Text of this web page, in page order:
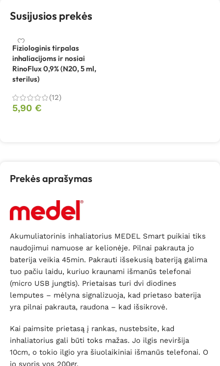
Susijusios prekės
Fiziologinis tirpalas
inhaliacijoms ir nosiai
RinoFlux 0,9% (N20, 5 ml,
sterilus)
(12)
5,90 €
Prekės aprašymas
Akumuliatorinis inhaliatorius MEDEL Smart puikiai tiks
naudojimui namuose ar kelionėje. Pilnai pakrauta jo
baterija veikia 45min. Pakrauti išsekusią bateriją galima
tuo pačiu laidu, kuriuo kraunami išmanūs telefonai
(micro USB jungtis). Prietaisas turi dvi diodines
lemputes – mėlyna signalizuoja, kad prietaso baterija
yra pilnai pakrauta, raudona – kad išsikrovė.
Kai paimsite prietasą į rankas, nustebsite, kad
inhaliatorius gali būti toks mažas. Jo ilgis neviršija
10cm, o tokio ilgio yra šiuolaikiniai išmanūs telefonai. O
jo svoris vos 200gr.